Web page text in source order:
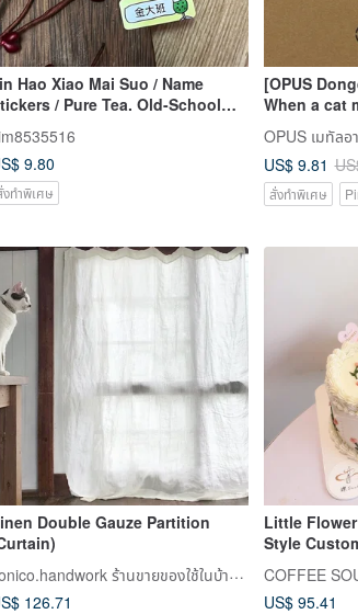
Hao Xiao Mai Suo / Name
/ Pure Tea. Old-School
Shop
9.80
ทำพิเศษ
[OPUS
When a cat
(black)/
objects/
OPUS เมทัลอ
US$ 9.81
สั่งทำพิเศษ
Double Gauze Partition
Jonico.handwork ร้านขายของใช้ในบ้านเล็กๆ ที่ทำจากผ้าลินิน
126.71
Little
Style
Minimalist
Anniversary
COFFEE
US$ 95.41